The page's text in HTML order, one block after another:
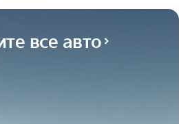
все авто